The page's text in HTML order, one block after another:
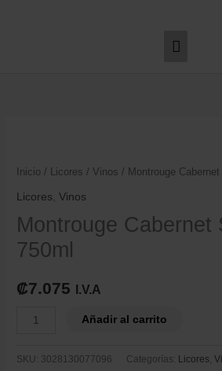
principal
Inicio / Licores / Vinos / Montrouge Cabernet
Licores ,Vinos
Montrouge Cabernet
750ml
₡7.075 I.V.A
Sauvignon
750ml
Añadir al carrito
SKU: 3028130077096 Categorías: Licores,